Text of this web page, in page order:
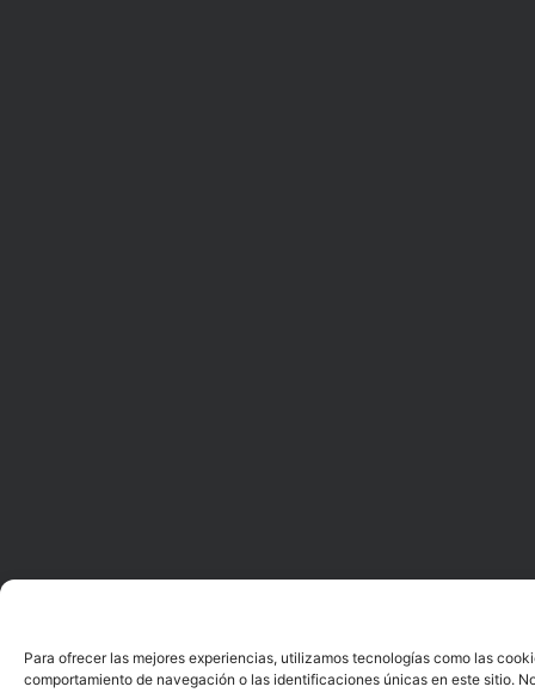
Para ofrecer las mejores experiencias, utilizamos tecnologías como las
comportamiento de navegación o las identificaciones únicas en este sitio.